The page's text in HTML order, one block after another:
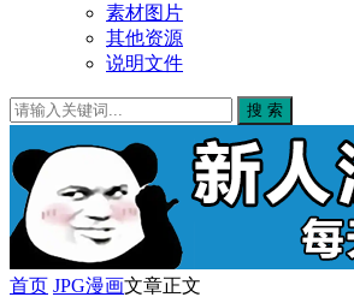
素材图片
其他资源
说明文件
搜 索
首页 JPG漫画文章正文